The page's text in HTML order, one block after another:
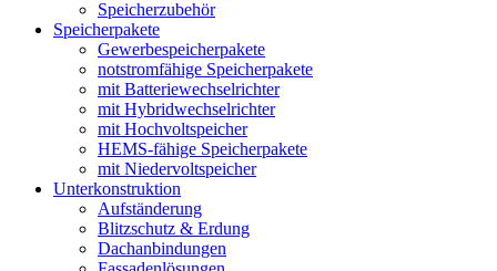
Speicherzubehör
Speicherpakete
Gewerbespeicherpakete
notstromfähige Speicherpakete
mit Batteriewechselrichter
mit Hybridwechselrichter
mit Hochvoltspeicher
HEMS-fähige Speicherpakete
mit Niedervoltspeicher
Unterkonstruktion
Aufständerung
Blitzschutz & Erdung
Dachanbindungen